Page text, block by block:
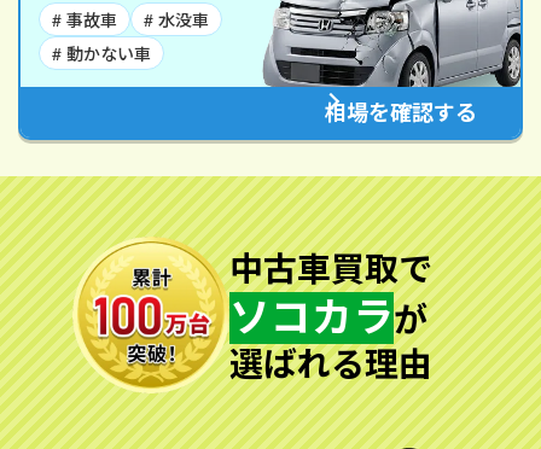
# 事故車
# 水没車
# 動かない車
相場を確認する
中古車買取で
ソコカラが
選ばれる理由